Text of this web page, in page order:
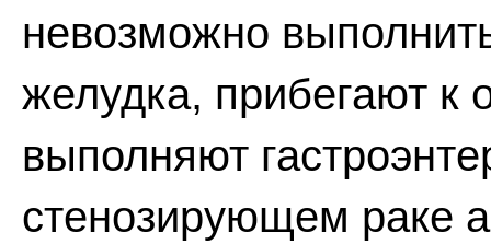
невозможно
желудка, прибегают
выполняют
стенозирующем раке